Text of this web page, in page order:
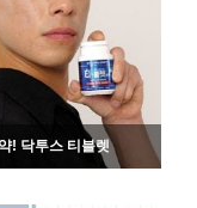
! 닥투스 티블렛